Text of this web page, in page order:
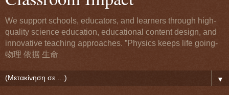
We support schools, educators, and learners through high-
quality science education, educational content design, and
innovative teaching approaches. ”Physics keeps life going-
物理 依据 生命
▼